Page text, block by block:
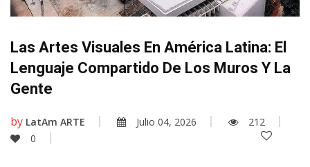
Las Artes Visuales En América Latina: El
Lenguaje Compartido De Los Muros Y La
Gente
by LatAm ARTE Julio 04, 2026
212
0